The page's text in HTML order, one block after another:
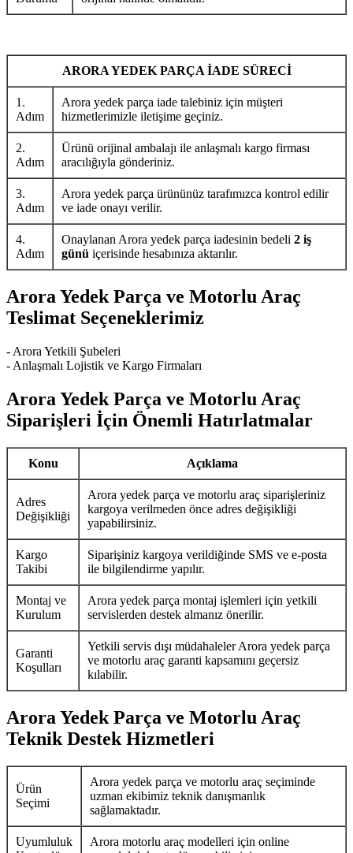
ARORA YEDEK PARÇA İADE SÜRECİ
1.
Adım
Arora yedek parça iade talebiniz için müşteri
hizmetlerimizle iletişime geçiniz.
2.
Adım
Ürünü orijinal ambalajı ile anlaşmalı kargo firması
aracılığıyla gönderiniz.
3.
Adım
Arora yedek parça ürününüz tarafımızca kontrol edilir
ve iade onayı verilir.
4.
Adım
Onaylanan Arora yedek parça iadesinin bedeli 2 iş
günü içerisinde hesabınıza aktarılır.
Arora Yedek Parça ve Motorlu Araç
Teslimat Seçeneklerimiz
- Arora Yetkili Şubeleri
- Anlaşmalı Lojistik ve Kargo Firmaları
Arora Yedek Parça ve Motorlu Araç
Siparişleri İçin Önemli Hatırlatmalar
Konu Açıklama
Adres
Değişikliği
Arora yedek parça ve motorlu araç siparişleriniz
kargoya verilmeden önce adres değişikliği
yapabilirsiniz.
Kargo
Takibi
Siparişiniz kargoya verildiğinde SMS ve e-posta
ile bilgilendirme yapılır.
Montaj ve
Kurulum
Arora yedek parça montaj işlemleri için yetkili
servislerden destek almanız önerilir.
Garanti
Koşulları
Yetkili servis dışı müdahaleler Arora yedek parça
ve motorlu araç garanti kapsamını geçersiz
kılabilir.
Arora Yedek Parça ve Motorlu Araç
Teknik Destek Hizmetleri
Ürün
Seçimi
Arora yedek parça ve motorlu araç seçiminde
uzman ekibimiz teknik danışmanlık
sağlamaktadır.
Uyumluluk
Arora motorlu araç modelleri için online